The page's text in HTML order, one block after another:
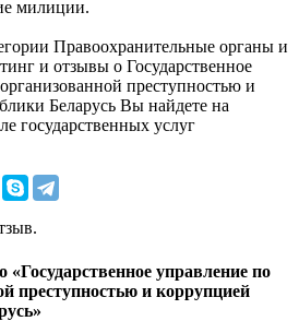
милиции.
Правоохранительные органы и
и отзывы о Государственное
преступностью и
Беларусь Вы найдете на
государственных услуг
управление по
преступностью и коррупцией